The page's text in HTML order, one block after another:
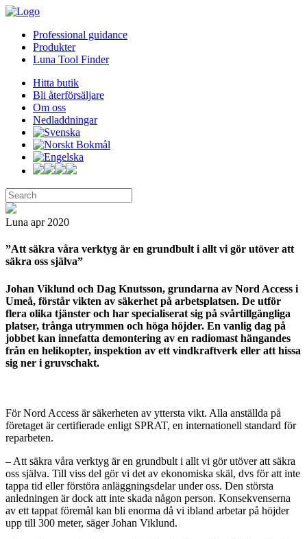
Professional guidance
Produkter
Luna Tool Finder
Hitta butik
Bli återförsäljare
Om oss
Nedladdningar
Luna apr 2020
”Att säkra våra verktyg är en grundbult i allt vi gör utöver att
säkra oss själva”
Johan Viklund och Dag Knutsson, grundarna av Nord Access i
Umeå, förstår vikten av säkerhet på arbetsplatsen. De utför
flera olika tjänster och har specialiserat sig på svårtillgängliga
platser, trånga utrymmen och höga höjder. En vanlig dag på
jobbet kan innefatta demontering av en radiomast hängandes
från en helikopter, inspektion av ett vindkraftverk eller att hissa
sig ner i gruvschakt.
För Nord Access är säkerheten av yttersta vikt. Alla anställda på
företaget är certifierade enligt SPRAT, en internationell standard för
reparbeten.
– Att säkra våra verktyg är en grundbult i allt vi gör utöver att säkra
oss själva. Till viss del gör vi det av ekonomiska skäl, dvs för att inte
tappa tid eller förstöra anläggningsdelar under oss. Den största
anledningen är dock att inte skada någon person. Konsekvenserna
av ett tappat föremål kan bli enorma då vi ibland arbetar på höjder
upp till 300 meter, säger Johan Viklund.